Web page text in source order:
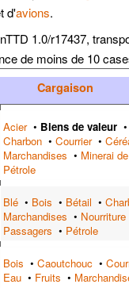
d'avions.
1.0/r17437,
de moins de 10
Cargaison
Acier• Biens de valeur •
Charbon • Courrier•
Marchandises • Minerai
Pétrole
Blé • Bois • Bétail •
Marchandises • Nourriture
Passagers • Pétrole
Bois • Caoutchouc •
Eau • Fruits •